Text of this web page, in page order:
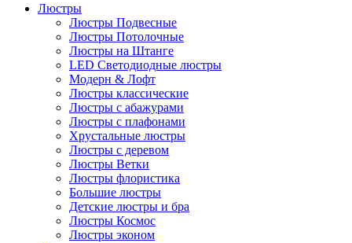
Люстры
Люстры Подвесные
Люстры Потолочные
Люстры на Штанге
LED Светодиодные люстры
Модерн & Лофт
Люстры классические
Люстры с абажурами
Люстры с плафонами
Хрустальные люстры
Люстры с деревом
Люстры Ветки
Люстры флористика
Большие люстры
Детские люстры и бра
Люстры Космос
Люстры эконом